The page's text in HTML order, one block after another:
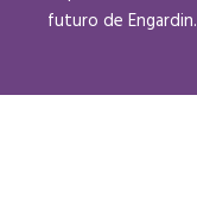
futuro de Engardin.